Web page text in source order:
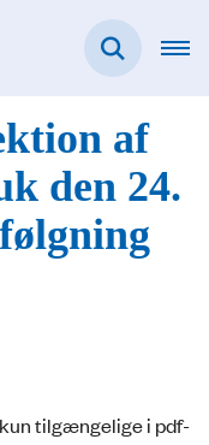
af
den 24.
tilgængelige i pdf-